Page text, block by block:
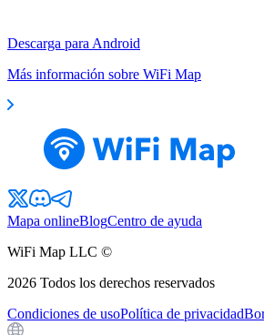
Descarga para Android
Más información sobre WiFi Map
Mapa onlineBlogCentro de ayuda
WiFi Map LLC ©
2026 Todos los derechos reservados
Condiciones de usoPolítica de privacidad